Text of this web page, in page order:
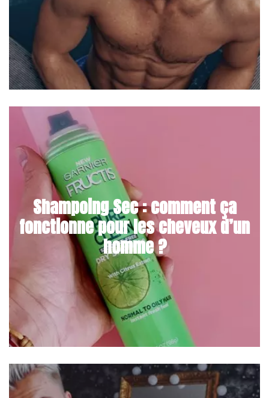
Shampoing Sec : comment ça
fonctionne pour les cheveux d’un
homme ?